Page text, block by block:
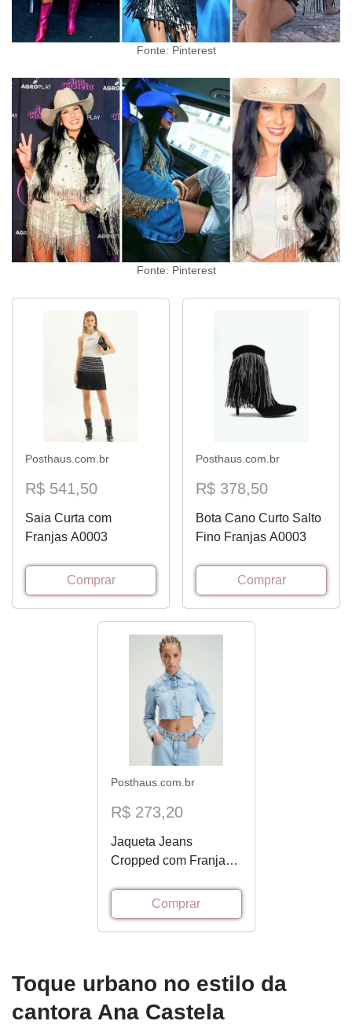
Fonte: Pinterest
Fonte: Pinterest
Posthaus.com.br
R$ 541,50
Saia Curta com
Franjas A0003
Comprar
Posthaus.com.br
R$ 378,50
Bota Cano Curto Salto
Fino Franjas A0003
Comprar
Posthaus.com.br
R$ 273,20
Jaqueta Jeans
Cropped com Franjas
Comprar
Toque urbano no estilo da
cantora Ana Castela